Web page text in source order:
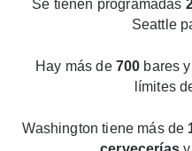
Se tienen programadas
Seattle
Hay más de 700 bares
límites
Washington tiene más de